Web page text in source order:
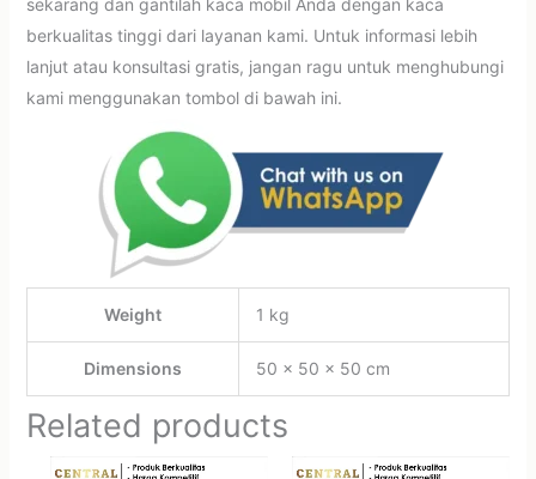
sekarang dan gantilah kaca mobil Anda dengan kaca
berkualitas tinggi dari layanan kami. Untuk informasi lebih
lanjut atau konsultasi gratis, jangan ragu untuk menghubungi
kami menggunakan tombol di bawah ini.
Weight 1 kg
Dimensions 50 × 50 × 50 cm
Related products